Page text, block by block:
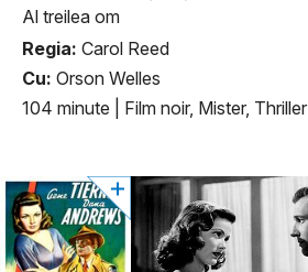
Al treilea om
Regia: Carol Reed
Cu: Orson Welles
104 minute
Film noir, Mister, Thriller